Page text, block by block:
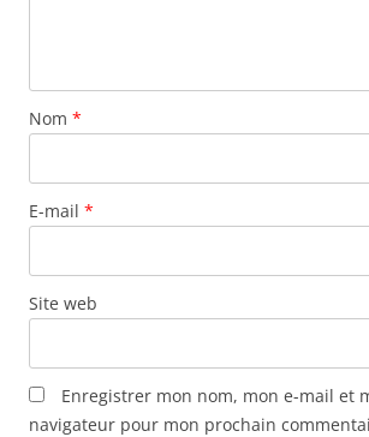
Nom *
E-mail *
Site web
Enregistrer mon nom, mon e-mail et
navigateur pour mon prochain